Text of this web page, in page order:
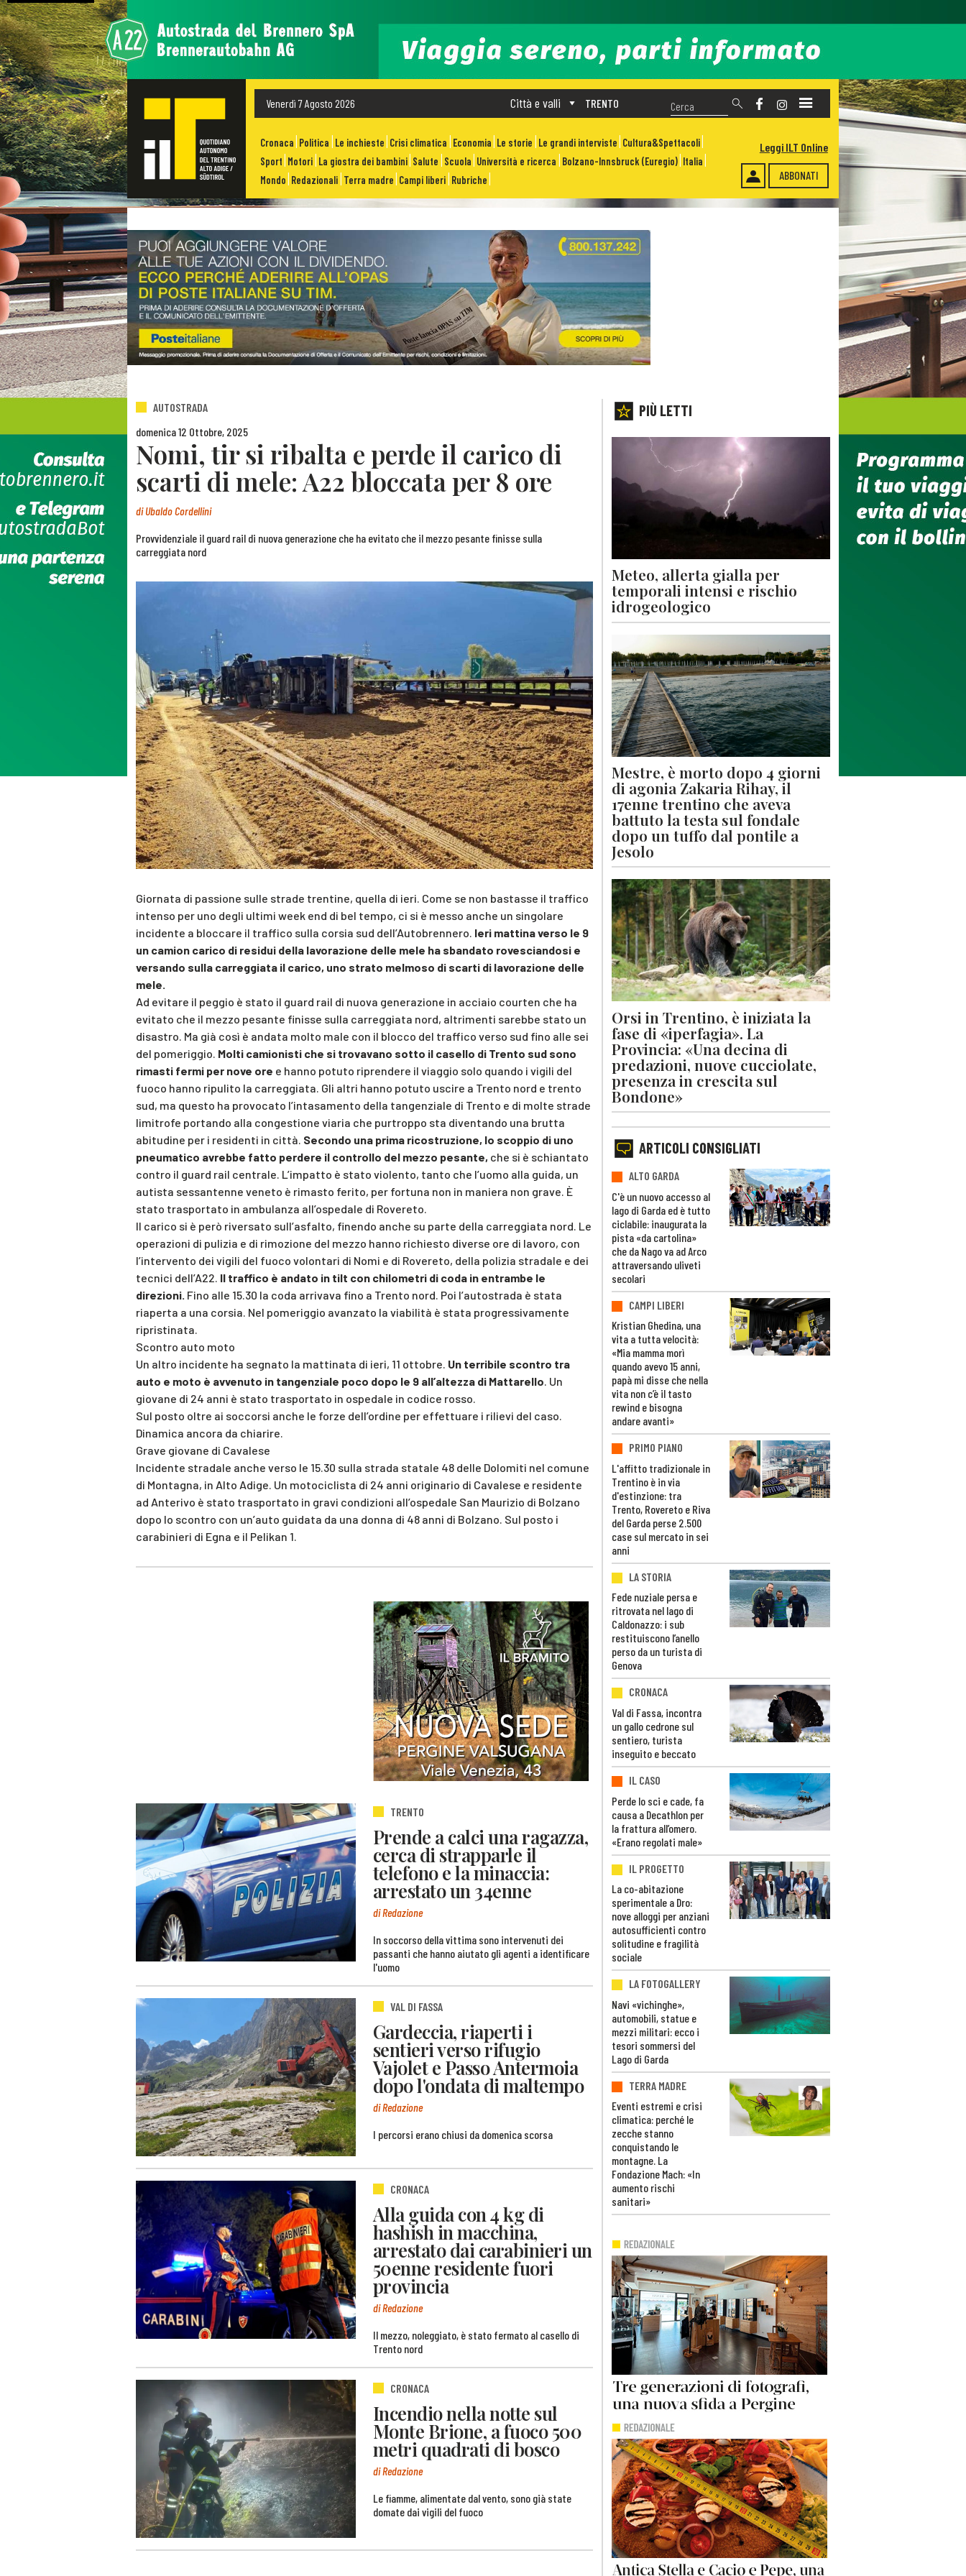
Venerdì 7 Agosto 2026 TRENTO
Città e valli
Cronaca Politica Le inchieste Crisi climatica Economia Le storie Le grandi interviste Cultura&Spettacoli
Sport Motori La giostra dei bambini Salute Scuola Università e ricerca Bolzano-Innsbruck (Euregio) Italia
Mondo Redazionali Terra madre Campi liberi Rubriche ABBONATI
Leggi ILT Online
AUTOSTRADA
domenica 12 Ottobre, 2025
Nomi, tir si ribalta e perde il carico di
scarti di mele: A22 bloccata per 8 ore
diUbaldo Cordellini
Provvidenziale il guard rail di nuova generazione che ha evitato che il mezzo pesante finisse sulla
carreggiata nord
Giornata di passione sulle strade trentine, quella di ieri. Come se non bastasse il traffico
intenso per uno degli ultimi week end di bel tempo, ci si è messo anche un singolare
incidente a bloccare il traffico sulla corsia sud dell’Autobrennero. Ieri mattina verso le 9
un camion carico di residui della lavorazione delle mele ha sbandato rovesciandosi e
versando sulla carreggiata il carico, uno strato melmoso di scarti di lavorazione delle
mele.
Ad evitare il peggio è stato il guard rail di nuova generazione in acciaio courten che ha
evitato che il mezzo pesante finisse sulla carreggiata nord, altrimenti sarebbe stato un
disastro. Ma già così è andata molto male con il blocco del traffico verso sud fino alle sei
del pomeriggio. Molti camionisti che si trovavano sotto il casello di Trento sud sono
rimasti fermi per nove ore e hanno potuto riprendere il viaggio solo quando i vigili del
fuoco hanno ripulito la carreggiata. Gli altri hanno potuto uscire a Trento nord e trento
sud, ma questo ha provocato l’intasamento della tangenziale di Trento e di molte strade
limitrofe portando alla congestione viaria che purtroppo sta diventando una brutta
abitudine per i residenti in città. Secondo una prima ricostruzione, lo scoppio di uno
pneumatico avrebbe fatto perdere il controllo del mezzo pesante, che si è schiantato
contro il guard rail centrale. L’impatto è stato violento, tanto che l’uomo alla guida, un
autista sessantenne veneto è rimasto ferito, per fortuna non in maniera non grave. È
stato trasportato in ambulanza all’ospedale di Rovereto.
Il carico si è però riversato sull’asfalto, finendo anche su parte della carreggiata nord. Le
operazioni di pulizia e di rimozione del mezzo hanno richiesto diverse ore di lavoro, con
l’intervento dei vigili del fuoco volontari di Nomi e di Rovereto, della polizia stradale e dei
tecnici dell’A22. Il traffico è andato in tilt con chilometri di coda in entrambe le
direzioni. Fino alle 15.30 la coda arrivava fino a Trento nord. Poi l’autostrada è stata
riaperta a una corsia. Nel pomeriggio avanzato la viabilità è stata progressivamente
ripristinata.
Scontro auto moto
Un altro incidente ha segnato la mattinata di ieri, 11 ottobre. Un terribile scontro tra
auto e moto è avvenuto in tangenziale poco dopo le 9 all’altezza di Mattarello. Un
giovane di 24 anni è stato trasportato in ospedale in codice rosso.
Sul posto oltre ai soccorsi anche le forze dell’ordine per effettuare i rilievi del caso.
Dinamica ancora da chiarire.
Grave giovane di Cavalese
Incidente stradale anche verso le 15.30 sulla strada statale 48 delle Dolomiti nel comune
di Montagna, in Alto Adige. Un motociclista di 24 anni originario di Cavalese e residente
ad Anterivo è stato trasportato in gravi condizioni all’ospedale San Maurizio di Bolzano
dopo lo scontro con un’auto guidata da una donna di 48 anni di Bolzano. Sul posto i
carabinieri di Egna e il Pelikan 1.
TRENTO
Prende a calci una ragazza,
cerca di strapparle il
telefono e la minaccia:
arrestato un 34enne
di Redazione
In soccorso della vittima sono intervenuti dei
passanti che hanno aiutato gli agenti a identificare
l'uomo
VAL DI FASSA
Gardeccia, riaperti i
sentieri verso rifugio
Vajolet e Passo Antermoia
dopo l'ondata di maltempo
di Redazione
I percorsi erano chiusi da domenica scorsa
CRONACA
Alla guida con 4 kg di
hashish in macchina,
arrestato dai carabinieri un
50enne residente fuori
provincia
di Redazione
Il mezzo, noleggiato, è stato fermato al casello di
Trento nord
CRONACA
Incendio nella notte sul
Monte Brione, a fuoco 500
metri quadrati di bosco
di Redazione
Le fiamme, alimentate dal vento, sono già state
domate dai vigili del fuoco
PIÙ LETTI
Meteo, allerta gialla per
temporali intensi e rischio
idrogeologico
Mestre, è morto dopo 4 giorni
di agonia Zakaria Rihay, il
17enne trentino che aveva
battuto la testa sul fondale
dopo un tuffo dal pontile a
Jesolo
Orsi in Trentino, è iniziata la
fase di «iperfagia». La
Provincia: «Una decina di
predazioni, nuove cucciolate,
presenza in crescita sul
Bondone»
ARTICOLI CONSIGLIATI
ALTO GARDA
C'è un nuovo accesso al
lago di Garda ed è tutto
ciclabile: inaugurata la
pista «da cartolina»
che da Nago va ad Arco
attraversando uliveti
secolari
CAMPI LIBERI
Kristian Ghedina, una
vita a tutta velocità:
«Mia mamma morì
quando avevo 15 anni,
papà mi disse che nella
vita non c’è il tasto
rewind e bisogna
andare avanti»
PRIMO PIANO
L'affitto tradizionale in
Trentino è in via
d'estinzione: tra
Trento, Rovereto e Riva
del Garda perse 2.500
case sul mercato in sei
anni
LA STORIA
Fede nuziale persa e
ritrovata nel lago di
Caldonazzo: i sub
restituiscono l’anello
perso da un turista di
Genova
CRONACA
Val di Fassa, incontra
un gallo cedrone sul
sentiero, turista
inseguito e beccato
IL CASO
Perde lo sci e cade, fa
causa a Decathlon per
la frattura all’omero.
«Erano regolati male»
IL PROGETTO
La co-abitazione
sperimentale a Dro:
nove alloggi per anziani
autosufficienti contro
solitudine e fragilità
sociale
LA FOTOGALLERY
Navi «vichinghe»,
automobili, statue e
mezzi militari: ecco i
tesori sommersi del
Lago di Garda
TERRA MADRE
Eventi estremi e crisi
climatica: perché le
zecche stanno
conquistando le
montagne. La
Fondazione Mach: «In
aumento rischi
sanitari»